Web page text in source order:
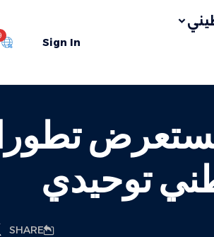
Sign In
يستعرض
توحيدي
SHARE